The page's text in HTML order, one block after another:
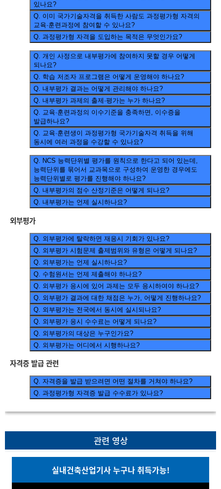
있나요?
Q. 이미 국가기술자격을 취득한 사람도 과정평가형 자격의
교육·훈련과정에 참여할 수 있나요?
Q. 과정평가형 자격을 도입하는 목적은 무엇인가요?
Q. 개인 사정으로 내부평가에 참여하지 못할 경우 어떻게
되나요?
Q. 학습 저조자 프로그램은 어떻게 운영해야 하나요?
Q. 내부평가 결과는 어떻게 관리해야 하나요?
Q. 내부평가 과제의 출제·평가는 누가 하나요?
Q.
교육·훈련과정의 이수기준을 충족하면, 이수증을
발급하나요?
Q.
교육·훈련생이 과정평가형 국가기술자격 취득을 위해
동시에 여러 과정을 수강할 수 있나요?
Q. NCS 능력단위별 평가를 원칙으로 한다고 되어 있는데,
능력단위를 묶어서 교과목으로 구성하여 운영한 경우에도
능력단위별로 평가를 진행해야 하나요?
Q. 내부평가의 점수 산정기준은 어떻게 되나요?
Q. 내부평가는 언제 실시하나요?
외부평가
Q. 외부평가에 탈락하면 재응시 기회가 있나요?
Q. 외부평가 시험문제 출제범위와 유형은 어떻게 되나요?
Q. 외부평가는 언제 실시하나요?
Q. 수험원서는 언제 제출해야 하나요?
Q. 외부평가 응시에 있어 과제는 모두 응시하여야 하나요?
Q. 외부평가 결과에 대한 채점은 누가, 어떻게 진행하나요?
Q. 외부평가는 전국에서 동시에 실시되나요?
Q. 외부평가 응시 수수료는 어떻게 되나요?
Q. 외부평가의 대상은 누구인가요?
Q. 외부평가는 어디에서 시행하나요?
자격증 발급 관련
Q. 자격증을 발급 받으려면 어떤 절차를 거쳐야 하나요?
Q. 과정평가형 자격증 발급 수수료가 있나요?
관련 영상
실내건축산업기사 누구나 취득가능!